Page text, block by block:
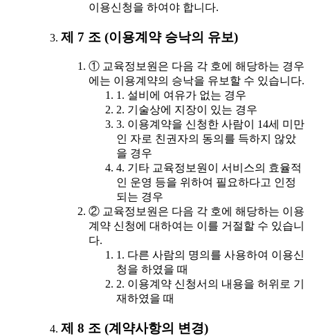
이용신청을 하여야 합니다.
제 7 조 (이용계약 승낙의 유보)
① 교육정보원은 다음 각 호에 해당하는 경우
에는 이용계약의 승낙을 유보할 수 있습니다.
1. 설비에 여유가 없는 경우
2. 기술상에 지장이 있는 경우
3. 이용계약을 신청한 사람이 14세 미만
인 자로 친권자의 동의를 득하지 않았
을 경우
4. 기타 교육정보원이 서비스의 효율적
인 운영 등을 위하여 필요하다고 인정
되는 경우
② 교육정보원은 다음 각 호에 해당하는 이용
계약 신청에 대하여는 이를 거절할 수 있습니
다.
1. 다른 사람의 명의를 사용하여 이용신
청을 하였을 때
2. 이용계약 신청서의 내용을 허위로 기
재하였을 때
제 8 조 (계약사항의 변경)